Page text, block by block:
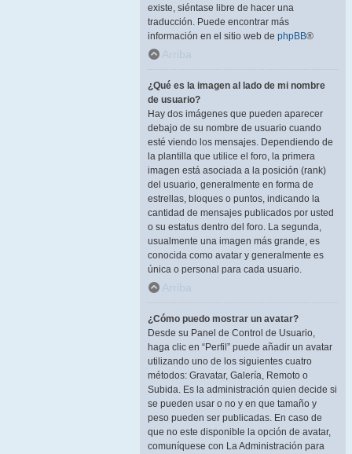
existe, siéntase libre de hacer una
traducción. Puede encontrar más
información en el sitio web de phpBB®
Arriba
¿Qué es la imagen al lado de mi nombre
de usuario?
Hay dos imágenes que pueden aparecer
debajo de su nombre de usuario cuando
esté viendo los mensajes. Dependiendo de
la plantilla que utilice el foro, la primera
imagen está asociada a la posición (rank)
del usuario, generalmente en forma de
estrellas, bloques o puntos, indicando la
cantidad de mensajes publicados por usted
o su estatus dentro del foro. La segunda,
usualmente una imagen más grande, es
conocida como avatar y generalmente es
única o personal para cada usuario.
Arriba
¿Cómo puedo mostrar un avatar?
Desde su Panel de Control de Usuario,
haga clic en “Perfil” puede añadir un avatar
utilizando uno de los siguientes cuatro
métodos: Gravatar, Galería, Remoto o
Subida. Es la administración quien decide si
se pueden usar o no y en que tamaño y
peso pueden ser publicadas. En caso de
que no este disponible la opción de avatar,
comuníquese con La Administración para